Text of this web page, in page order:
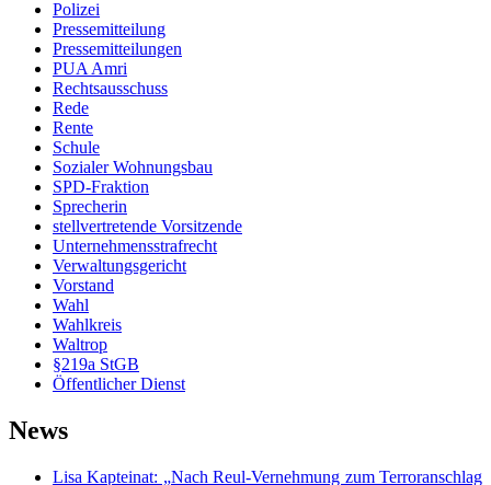
Polizei
Pressemitteilung
Pressemitteilungen
PUA Amri
Rechtsausschuss
Rede
Rente
Schule
Sozialer Wohnungsbau
SPD-Fraktion
Sprecherin
stellvertretende Vorsitzende
Unternehmensstrafrecht
Verwaltungsgericht
Vorstand
Wahl
Wahlkreis
Waltrop
§219a StGB
Öffentlicher Dienst
News
Lisa Kapteinat: „Nach Reul-Vernehmung zum Terroranschlag